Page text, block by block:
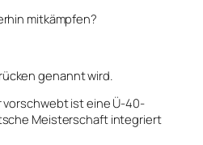
mitkämpfen?
genannt wird.
vorschwebt ist eine Ü-40-
Meisterschaft integriert